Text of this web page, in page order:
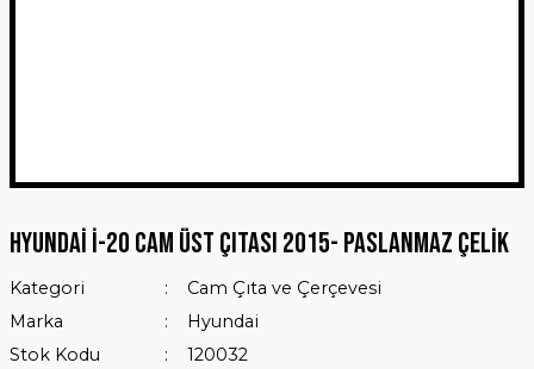
Hyundai İ-20 Cam Üst Çıtası 2015- Paslanmaz Çelik
Kategori
Cam Çıta ve Çerçevesi
Marka
Hyundai
Stok Kodu
120032